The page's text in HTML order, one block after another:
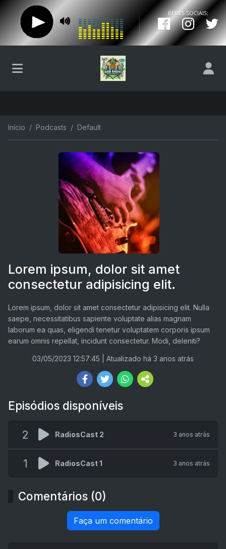
Início Podcasts Default
Lorem ipsum, dolor sit amet
consectetur adipisicing elit.
Lorem ipsum, dolor sit amet consectetur adipisicing elit. Nulla
saepe, necessitatibus sapiente voluptate alias magnam
laborum ea quas, eligendi tenetur voluptatem corporis ipsum
earum omnis repellat, incidunt consectetur. Modi, deleniti?
03/05/2023 12:57:45 | Atualizado há 3 anos atrás
Episódios disponíveis
2 RadiosCast 2 3 anos atrás
1 RadiosCast 1 3 anos atrás
Comentários (0)
Faça um comentário